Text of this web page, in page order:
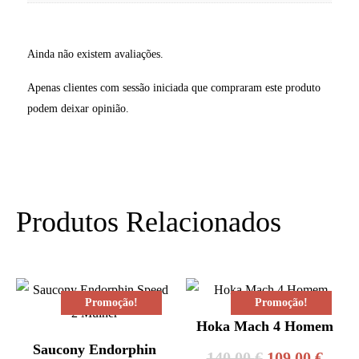
Ainda não existem avaliações.
Apenas clientes com sessão iniciada que compraram este produto
podem deixar opinião.
Produtos Relacionados
Promoção!
Saucony Endorphin
Promoção!
Hoka Mach 4 Homem